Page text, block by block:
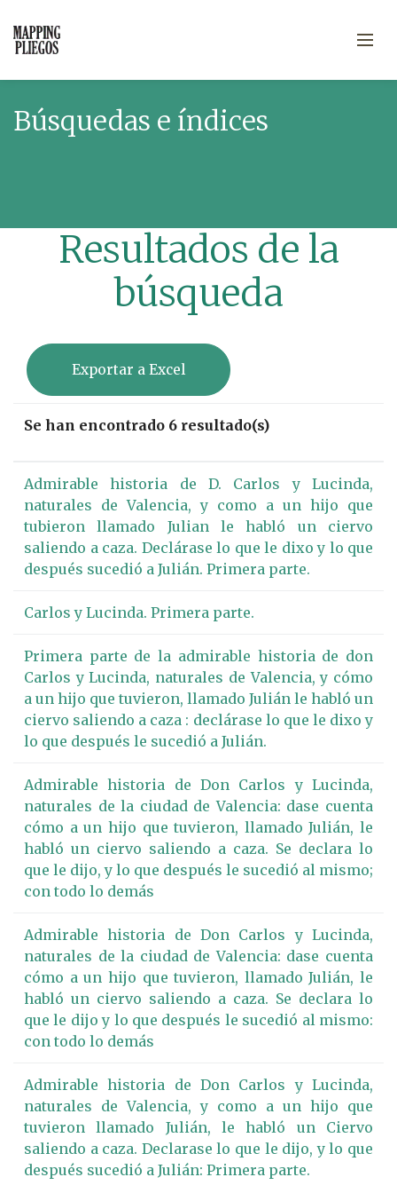
Búsquedas e índices
Resultados de la
búsqueda
Exportar a Excel
Se han encontrado 6 resultado(s)
Admirable historia de D. Carlos y Lucinda,
naturales de Valencia, y como a un hijo que
tubieron llamado Julian le habló un ciervo
saliendo a caza. Declárase lo que le dixo y lo que
después sucedió a Julián. Primera parte.
Carlos y Lucinda. Primera parte.
Primera parte de la admirable historia de don
Carlos y Lucinda, naturales de Valencia, y cómo
a un hijo que tuvieron, llamado Julián le habló un
ciervo saliendo a caza : declárase lo que le dixo y
lo que después le sucedió a Julián.
Admirable historia de Don Carlos y Lucinda,
naturales de la ciudad de Valencia: dase cuenta
cómo a un hijo que tuvieron, llamado Julián, le
habló un ciervo saliendo a caza. Se declara lo
que le dijo, y lo que después le sucedió al mismo;
con todo lo demás
Admirable historia de Don Carlos y Lucinda,
naturales de la ciudad de Valencia: dase cuenta
cómo a un hijo que tuvieron, llamado Julián, le
habló un ciervo saliendo a caza. Se declara lo
que le dijo y lo que después le sucedió al mismo:
con todo lo demás
Admirable historia de Don Carlos y Lucinda,
naturales de Valencia, y como a un hijo que
tuvieron llamado Julián, le habló un Ciervo
saliendo a caza. Declarase lo que le dijo, y lo que
después sucedió a Julián: Primera parte.